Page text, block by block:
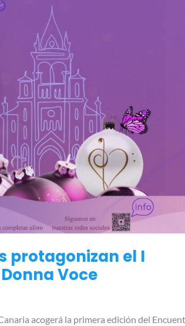
protagonizan el I
Voce
acogerá la primera edición del